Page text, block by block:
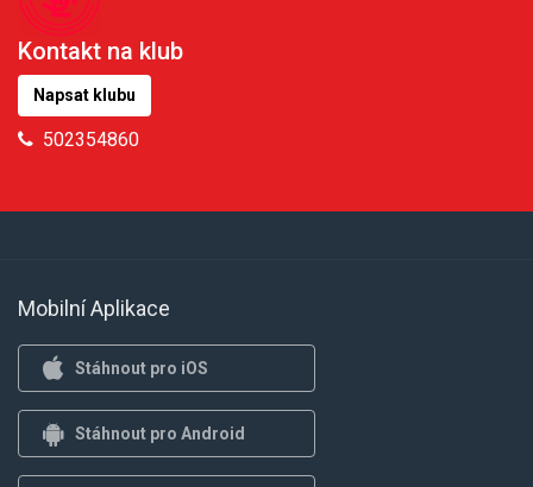
Kontakt na klub
Napsat klubu
502354860
Mobilní Aplikace
Stáhnout pro iOS
Stáhnout pro Android